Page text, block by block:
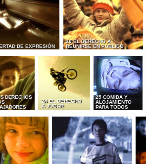
DE EXPRESIÓN
20 EL DERECHO A
REUNIRSE EN PÚBLICO
DERECHOS
24 EL DERECHO
A JUGAR
25 COMIDA Y
ALOJAMIENTO
PARA TODOS